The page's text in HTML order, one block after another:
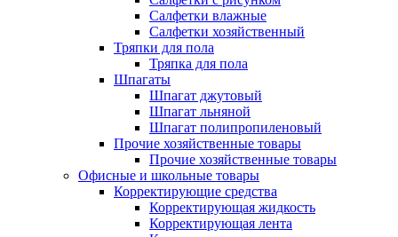
Салфетки влажные
Салфетки хозяйственный
Тряпки для пола
Тряпка для пола
Шпагаты
Шпагат джутовый
Шпагат льняной
Шпагат полипропиленовый
Прочие хозяйственные товары
Прочие хозяйственные товары
Офисные и школьные товары
Корректирующие средства
Корректирующая жидкость
Корректирующая лента